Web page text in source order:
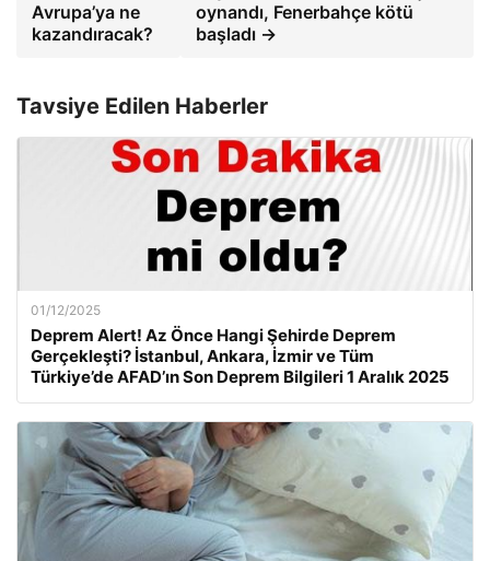
Avrupa’ya ne
kazandıracak?
oynandı, Fenerbahçe kötü
başladı →
Tavsiye Edilen Haberler
01/12/2025
Deprem Alert! Az Önce Hangi Şehirde Deprem
Gerçekleşti? İstanbul, Ankara, İzmir ve Tüm
Türkiye’de AFAD’ın Son Deprem Bilgileri 1 Aralık 2025